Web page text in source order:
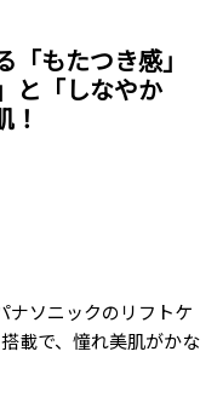
もたつき感」
と「しなやか
ナソニックのリフトケ
載で、憧れ美肌がかな